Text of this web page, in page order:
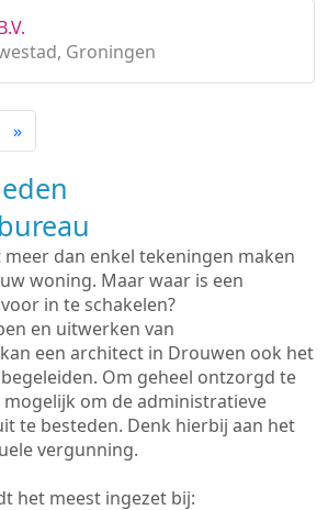
Groningen
»
dan enkel tekeningen maken
woning. Maar waar is een
in te schakelen?
en uitwerken van
een architect in Drouwen ook het
Om geheel ontzorgd te
om de administratieve
te besteden. Denk hierbij aan het
vergunning.
het meest ingezet bij: